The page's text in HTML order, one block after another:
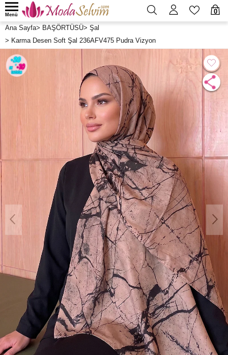
0
Menü
Ana Sayfa> BAŞÖRTÜSÜ> Şal
> Karma Desen Soft Şal 236AFV475 Pudra Vizyon